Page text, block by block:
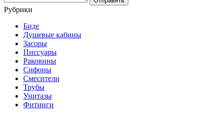
Рубрики
Биде
Душевые кабины
Засоры
Писсуары
Раковины
Сифоны
Смесители
Трубы
Унитазы
Фитинги